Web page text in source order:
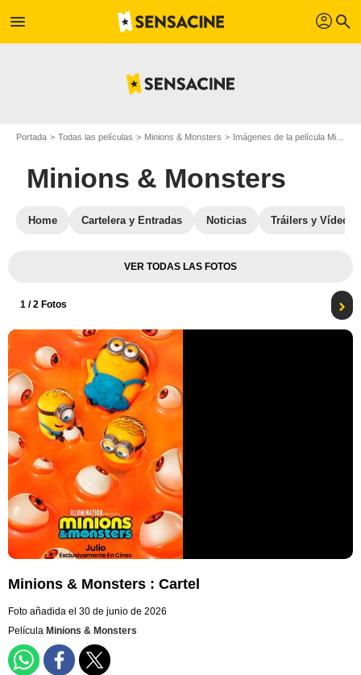
menu profil search
Portada Todas las películas Minions & Monsters Imágenes de la película Minions & Monsters
Minions & Monsters
Home Cartelera y Entradas Noticias Tráilers y Vídeos
VER TODAS LAS FOTOS
1 / 2 Fotos
Minions & Monsters : Cartel
Foto añadida el 30 de junio de 2026
Película Minions & Monsters